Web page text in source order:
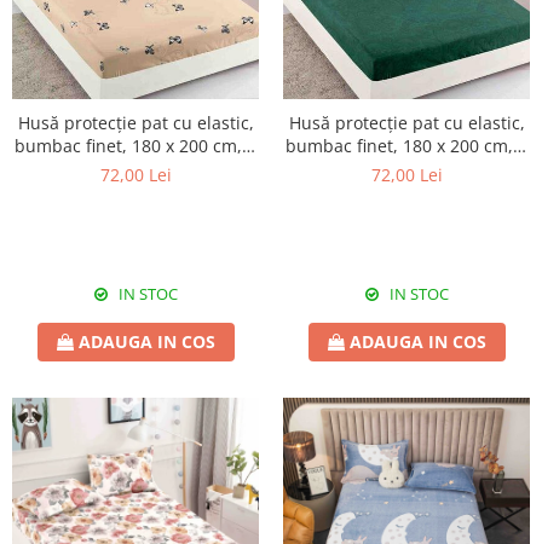
Husă protecție pat cu elastic,
bumbac finet, 180 x 200 cm, 3
piese, HPP48
72,00 Lei
IN STOC
ADAUGA IN COS
Husă protecție pat cu elastic,
bumbac finet, 180 x 200 cm, 3
piese, HPP50
72,00 Lei
IN STOC
ADAUGA IN COS